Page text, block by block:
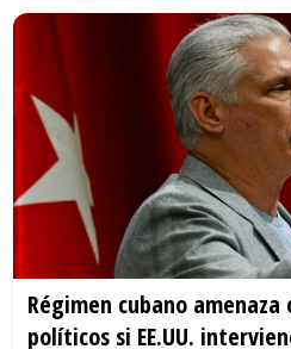
Régimen cubano
políticos si EE.UU.